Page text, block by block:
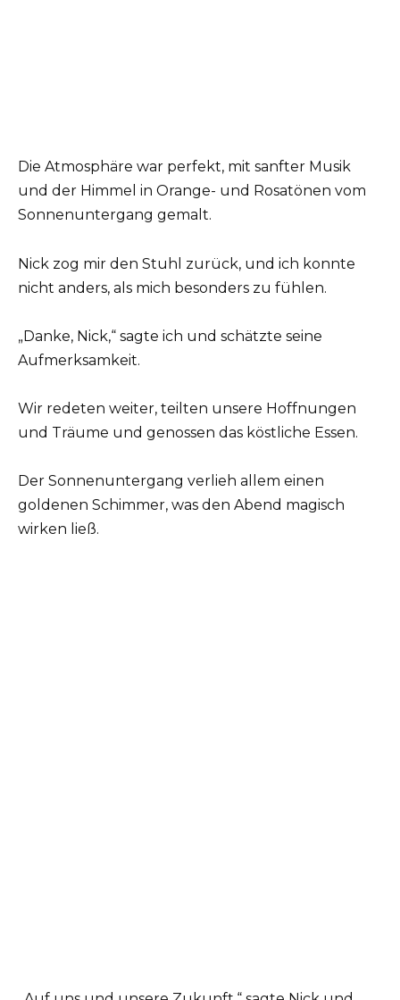
Die Atmosphäre war perfekt, mit sanfter Musik
und der Himmel in Orange- und Rosatönen vom
Sonnenuntergang gemalt.
Nick zog mir den Stuhl zurück, und ich konnte
nicht anders, als mich besonders zu fühlen.
„Danke, Nick,“ sagte ich und schätzte seine
Aufmerksamkeit.
Wir redeten weiter, teilten unsere Hoffnungen
und Träume und genossen das köstliche Essen.
Der Sonnenuntergang verlieh allem einen
goldenen Schimmer, was den Abend magisch
wirken ließ.